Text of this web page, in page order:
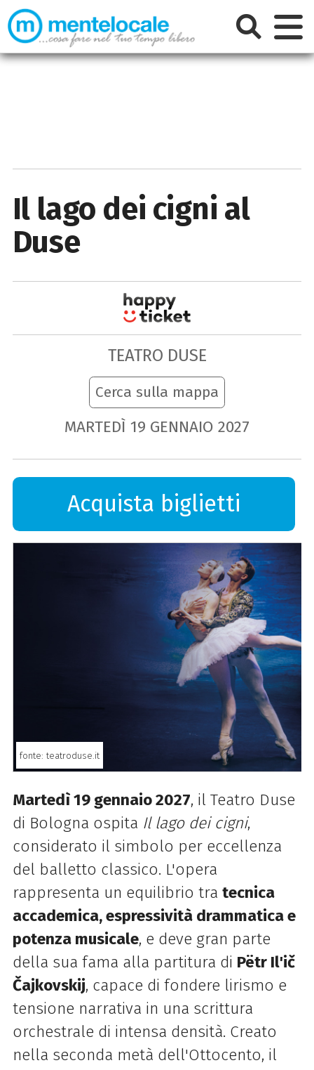
Il lago dei cigni al
Duse
TEATRO DUSE
Cerca sulla mappa
MARTEDÌ 19 GENNAIO 2027
Acquista biglietti
fonte: teatroduse.it
Martedì 19 gennaio 2027, il Teatro Duse
di Bologna ospita Il lago dei cigni,
considerato il simbolo per eccellenza
del balletto classico. L'opera
rappresenta un equilibrio tra tecnica
accademica, espressività drammatica e
potenza musicale, e deve gran parte
della sua fama alla partitura di Pëtr Il'ič
Čajkovskij, capace di fondere lirismo e
tensione narrativa in una scrittura
orchestrale di intensa densità. Creato
nella seconda metà dell'Ottocento, il